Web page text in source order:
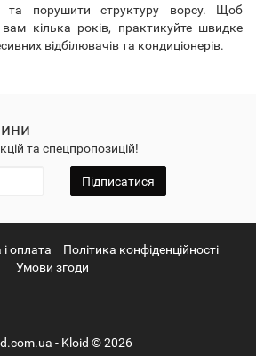
та порушити структуру ворсу. Щоб
кілька років, практикуйте швидке
відбілювачів та кондиціонерів.
та спецпропозицій!
Підписатися
оплата
Політика конфіденційності
Умови згоди
- Kloid © 2026